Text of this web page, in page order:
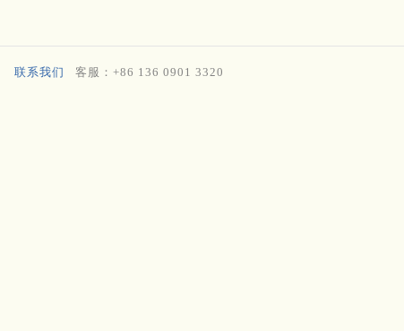
联系我们 客服：+86 136 0901 3320